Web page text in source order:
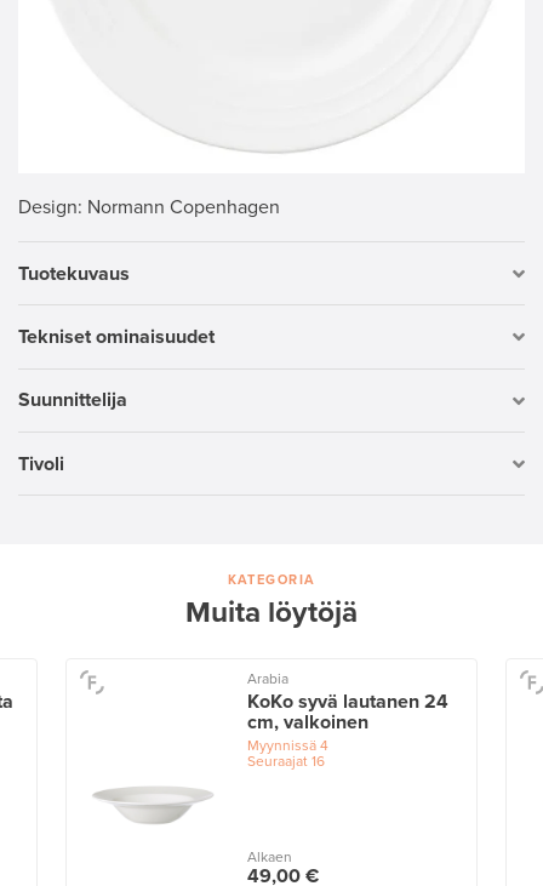
Design: Normann Copenhagen
Tuotekuvaus
Tekniset ominaisuudet
Suunnittelija
Tivoli
KATEGORIA
Muita löytöjä
Arabia
KoKo syvä lautanen 24
cm, valkoinen
Myynnissä4
Seuraajat16
Alkaen
49,00 €